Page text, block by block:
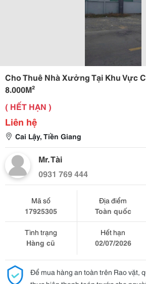
Cho Thuê Nhà Xưởng Tại Khu Vực
8.000M²
( HẾT HẠN )
Liên hệ
Cai Lậy, Tiền Giang
Mr. Tài
0931 769 444
Mã số
17925305
Địa điểm
Toàn quốc
Tình trạng
Hàng cũ
Hết hạn
02/07/2026
Để mua hàng an toàn trên Rao vặt,